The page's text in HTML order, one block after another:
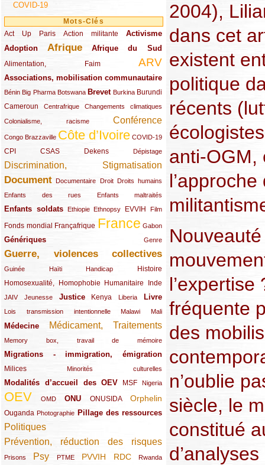
COVID-19
Mots-Clés
Act Up Paris
(49/289) Action militante
(32/289) Activisme
(73/289)
Adoption
(82/289) Afrique
(161/289) Afrique du Sud
(73/289)
Alimentation, Faim
(48/289) ARV
(203/289)
Associations, mobilisation communautaire
(65/289)
Bénin
(13/289)Big Pharma
(16/289) Botswana
(9/289) Brevet
(83/289) Burkina
(18/289) Burundi
(30/289)
Cameroun
(47/289) Centrafrique
(23/289) Changements climatiques
(10/289)
Colonialisme, racisme
(19/289) Conférence
(118/289)
Congo Brazzaville
(24/289) Côte d’Ivoire
(263/289) COVID-19
(13/289)
CPI
(48/289) CSAS
(32/289) Dekens
(29/289) Dépistage
(19/289)
Discrimination, Stigmatisation
(131/289)
Document
(145/289) Documentaire
(9/289) Droit
(20/289) Droits humains
(22/289)
Enfants des rues
(21/289) Enfants maltraités
(10/289)
Enfants soldats
(68/289) Ethiopie
(12/289) Ethnopsy
(15/289) EVVIH
(55/289) Film
(22/289)
Fonds mondial
(48/289) Françafrique
(39/289) France
(289/289) Gabon
(12/289)
Génériques
(59/289) Genre
(22/289)
Guerre, violences collectives
(149/289)
Guinée
(12/289) Haïti
(15/289) Handicap
(10/289) Histoire
(49/289)
Homosexualité, Homophobie
(44/289) Humanitaire
(47/289) Inde
(34/289)
JAIV
(10/289)Jeunesse
(21/289) Justice
(65/289) Kenya
(35/289) Liberia
(25/289) Livre
(62/289)
Lois transmission intentionnelle
(24/289) Malawi
(11/289) Mali
(21/289)
Médecine
(62/289) Médicament, Traitements
(142/289)
Memory box, travail de mémoire
(11/289)
Migrations - immigration, émigration
(67/289)
Milices
(34/289) Minorités culturelles
(15/289)
Modalités d’accueil des OEV
(58/289) MSF
(54/289) Nigeria
(27/289)
OEV
(269/289) OMD
(26/289) ONU
(58/289) ONUSIDA
(44/289) Orphelin
(112/289)
Ouganda
(29/289) Photographie
(27/289) Pillage des ressources
(77/289)
Politiques
(120/289)
Prévention, réduction des risques
(131/289)
Prisons
(22/289) Psy
(119/289) PTME
(12/289) PVVIH
(111/289) RDC
(104/289) Rwanda
(23/289)
2004),
dans cet
existent
politique
récents
anti-OGM,
l’expertise
fréquente
des
n’oublie
siècle, le
constitué